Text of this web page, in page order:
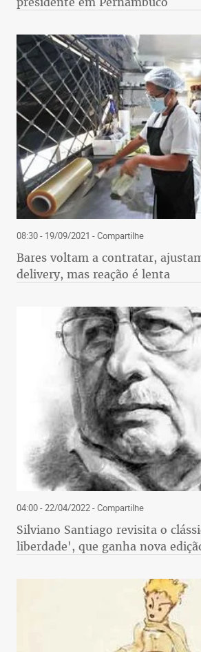
08:30 - 19/09/2021 - Compartilhe
Bares voltam a contratar,
delivery, mas reação é lenta
04:00 - 22/04/2022- Compartilhe
Silviano Santiago revisita o
liberdade', que ganha nova